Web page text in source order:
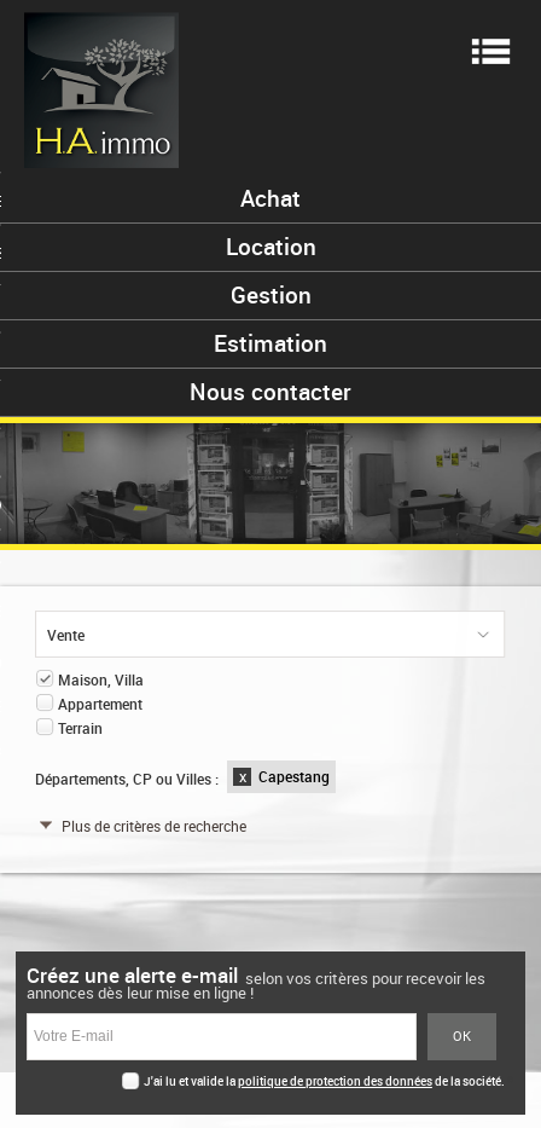
Achat
Location
Gestion
Estimation
Nous contacter
Vente
Maison, Villa
Appartement
Terrain
Départements, CP ou Villes : X Capestang
Plus de critères de recherche
VOTRE BIEN
0
Créez une alerte e-mail selon vos critères pour recevoir les
annonces dès leur mise en ligne !
J'ai lu et valide lapolitique de protection des donnéesde la société.